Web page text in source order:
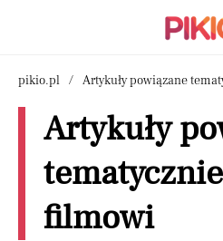
pikio.pl Artykuły powiązane
Artykuły
filmowi